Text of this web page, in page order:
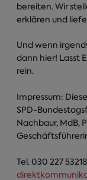
bereiten. Wir
erklären und
Und wenn
dann hier! Lasst
rein.
Impressum:
SPD-
Nachbaur, MdB,
Tel. 030 227 53218